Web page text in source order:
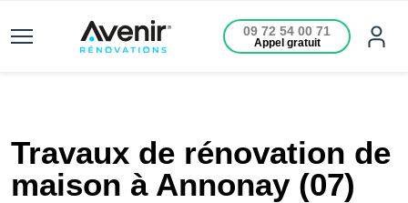
09 72 54 00 71
Appel gratuit
Travaux de rénovation de
maison à Annonay (07)